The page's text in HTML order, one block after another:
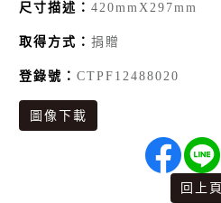
尺寸描述： 420mmX297mm
取得方式： 捐贈
登錄號： CTPF12488020
圖像下載
回上頁